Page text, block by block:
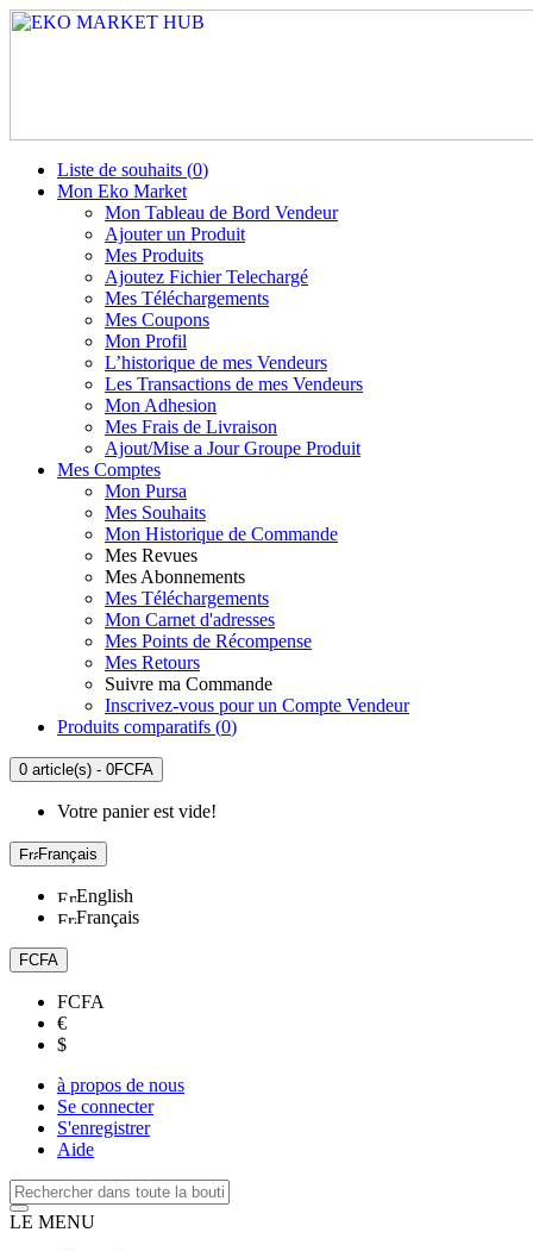
Liste de souhaits (0)
Mon Eko Market
Mon Tableau de Bord Vendeur
Ajouter un Produit
Mes Produits
Ajoutez Fichier Telechargé
Mes Téléchargements
Mes Coupons
Mon Profil
L’historique de mes Vendeurs
Les Transactions de mes Vendeurs
Mon Adhesion
Mes Frais de Livraison
Ajout/Mise a Jour Groupe Produit
Mes Comptes
Mon Pursa
Mes Souhaits
Mon Historique de Commande
Mes Revues
Mes Abonnements
Mes Téléchargements
Mon Carnet d'adresses
Mes Points de Récompense
Mes Retours
Suivre ma Commande
Inscrivez-vous pour un Compte Vendeur
Produits comparatifs (0)
0 article(s) - 0FCFA
Votre panier est vide!
Français
English
Français
FCFA
FCFA
€
$
à propos de nous
Se connecter
S'enregistrer
Aide
LE MENU